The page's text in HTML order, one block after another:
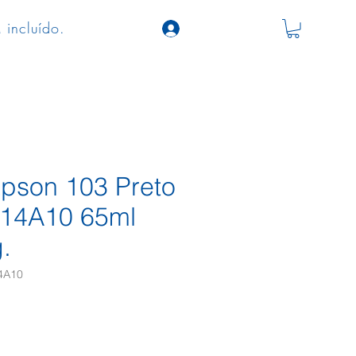
incluído.
103 Preto
65ml